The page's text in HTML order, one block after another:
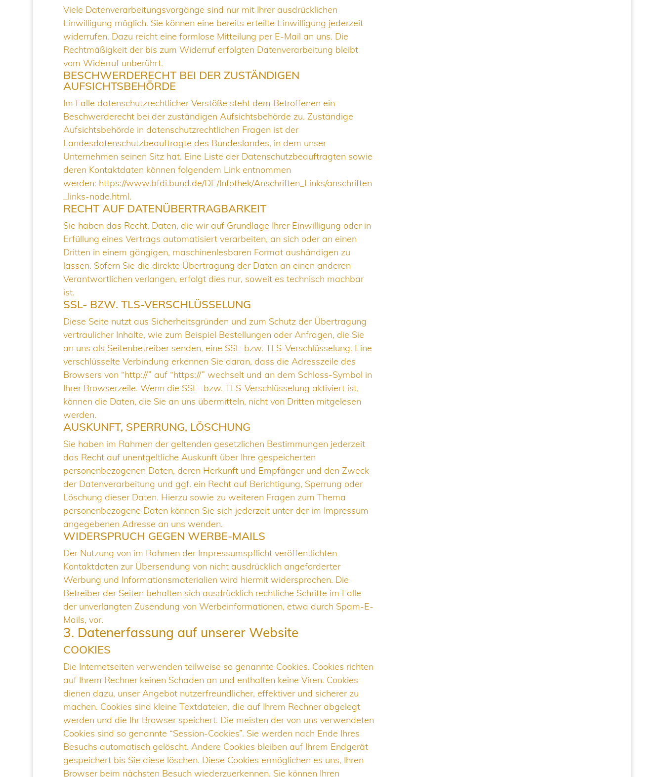
Viele Datenverarbeitungsvorgänge sind nur mit Ihrer ausdrücklichen
Einwilligung möglich. Sie können eine bereits erteilte Einwilligung jederzeit
widerrufen. Dazu reicht eine formlose Mitteilung per E-Mail an uns. Die
Rechtmäßigkeit der bis zum Widerruf erfolgten Datenverarbeitung bleibt
vom Widerruf unberührt.
BESCHWERDERECHT BEI DER ZUSTÄNDIGEN
AUFSICHTSBEHÖRDE
Im Falle datenschutzrechtlicher Verstöße steht dem Betroffenen ein
Beschwerderecht bei der zuständigen Aufsichtsbehörde zu. Zuständige
Aufsichtsbehörde in datenschutzrechtlichen Fragen ist der
Landesdatenschutzbeauftragte des Bundeslandes, in dem unser
Unternehmen seinen Sitz hat. Eine Liste der Datenschutzbeauftragten sowie
deren Kontaktdaten können folgendem Link entnommen
werden: https://www.bfdi.bund.de/DE/Infothek/Anschriften_Links/anschriften
_links-node.html.
RECHT AUF DATENÜBERTRAGBARKEIT
Sie haben das Recht, Daten, die wir auf Grundlage Ihrer Einwilligung oder in
Erfüllung eines Vertrags automatisiert verarbeiten, an sich oder an einen
Dritten in einem gängigen, maschinenlesbaren Format aushändigen zu
lassen. Sofern Sie die direkte Übertragung der Daten an einen anderen
Verantwortlichen verlangen, erfolgt dies nur, soweit es technisch machbar
ist.
SSL- BZW. TLS-VERSCHLÜSSELUNG
Diese Seite nutzt aus Sicherheitsgründen und zum Schutz der Übertragung
vertraulicher Inhalte, wie zum Beispiel Bestellungen oder Anfragen, die Sie
an uns als Seitenbetreiber senden, eine SSL-bzw. TLS-Verschlüsselung. Eine
verschlüsselte Verbindung erkennen Sie daran, dass die Adresszeile des
Browsers von “http://” auf “https://” wechselt und an dem Schloss-Symbol in
Ihrer Browserzeile. Wenn die SSL- bzw. TLS-Verschlüsselung aktiviert ist,
können die Daten, die Sie an uns übermitteln, nicht von Dritten mitgelesen
werden.
AUSKUNFT, SPERRUNG, LÖSCHUNG
Sie haben im Rahmen der geltenden gesetzlichen Bestimmungen jederzeit
das Recht auf unentgeltliche Auskunft über Ihre gespeicherten
personenbezogenen Daten, deren Herkunft und Empfänger und den Zweck
der Datenverarbeitung und ggf. ein Recht auf Berichtigung, Sperrung oder
Löschung dieser Daten. Hierzu sowie zu weiteren Fragen zum Thema
personenbezogene Daten können Sie sich jederzeit unter der im Impressum
angegebenen Adresse an uns wenden.
WIDERSPRUCH GEGEN WERBE-MAILS
Der Nutzung von im Rahmen der Impressumspflicht veröffentlichten
Kontaktdaten zur Übersendung von nicht ausdrücklich angeforderter
Werbung und Informationsmaterialien wird hiermit widersprochen. Die
Betreiber der Seiten behalten sich ausdrücklich rechtliche Schritte im Falle
der unverlangten Zusendung von Werbeinformationen, etwa durch Spam-E-
Mails, vor.
3. Datenerfassung auf unserer Website
COOKIES
Die Internetseiten verwenden teilweise so genannte Cookies. Cookies richten
auf Ihrem Rechner keinen Schaden an und enthalten keine Viren. Cookies
dienen dazu, unser Angebot nutzerfreundlicher, effektiver und sicherer zu
machen. Cookies sind kleine Textdateien, die auf Ihrem Rechner abgelegt
werden und die Ihr Browser speichert. Die meisten der von uns verwendeten
Cookies sind so genannte “Session-Cookies”. Sie werden nach Ende Ihres
Besuchs automatisch gelöscht. Andere Cookies bleiben auf Ihrem Endgerät
gespeichert bis Sie diese löschen. Diese Cookies ermöglichen es uns, Ihren
Browser beim nächsten Besuch wiederzuerkennen. Sie können Ihren